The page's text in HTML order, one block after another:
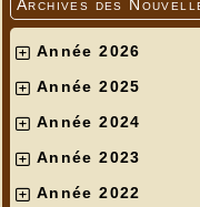
Archives des
Année 2026
Année 2025
Année 2024
Année 2023
Année 2022